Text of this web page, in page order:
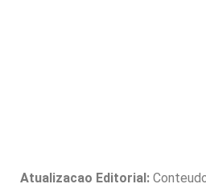
Atualizacao Editorial: